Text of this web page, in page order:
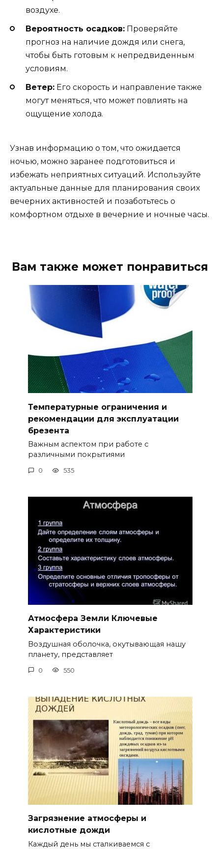
воздухе.
Вероятность осадков: Проверяйте
прогноз на наличие дождя или снега,
чтобы быть готовым к непредвиденным
условиям.
Ветер: Его скорость и направление также
могут меняться, что может повлиять на
ощущение холода.
Узнав информацию о том, что ожидается
ночью, можно заранее подготовиться и
избежать неприятных ситуаций. Используйте
актуальные данные для планирования своих
вечерних активностей и позаботьтесь о
комфортном отдыхе в вечерние и ночные часы.
Вам также может понравиться
Температурные ограничения и
рекомендации для эксплуатации
брезента
Важным аспектом при работе с
различными покрытиями
0 535
Атмосфера Земли Ключевые
Характеристики
Воздушная оболочка, окутывающая нашу
планету, представляет
0 550
Загрязнение атмосферы и
кислотные дожди
Каждый день мы сталкиваемся с